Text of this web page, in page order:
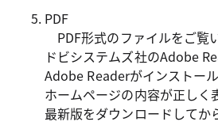
PDF
PDF形式のファイルをご覧
ドビシステムズ社のAdobe
Adobe Readerがインストー
ホームページの内容が正しく
最新版をダウンロードしてか